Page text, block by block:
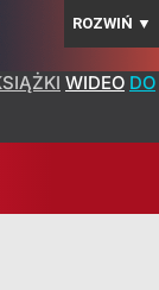
ROZWIŃ ▼
WIDEO DO